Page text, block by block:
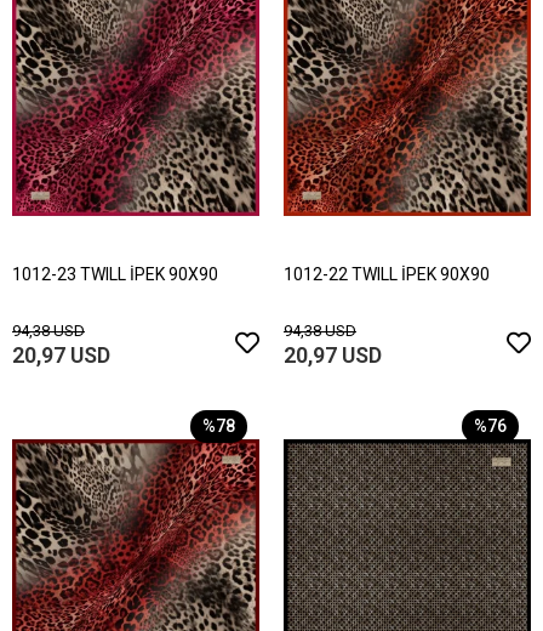
1012-23 TWILL İPEK 90X90
94,38 USD
20,97 USD
1012-22 TWILL İPEK 90X90
94,38 USD
20,97 USD
%78 %76